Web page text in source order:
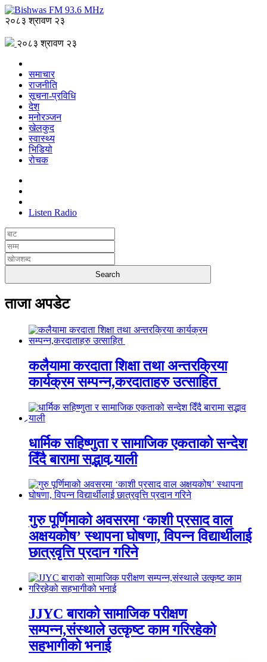
२०८३ श्रावण २३
२०८३ श्रावण २३
समाचार
राजनीति
सूचना-प्रविधि
देश
मनोरञ्जन
खेलकुद
स्वास्थ्य
भिडियो
रोचक
Listen Radio
ताजा अपडेट
कलैयामा करदाता शिक्षा तथा अन्तरक्रिया
कार्यक्रम सम्पन्न,करदाताहरु उत्साहित
धार्मिक सहिष्णुता र सामाजिक एकताको सन्देश
दिँदै बारामा सद्भाव र्‍याली
गुरु पूर्णिमाको अवसरमा ‘काशी प्रसाद वाल
अक्षयकोष’ स्थापना घोषणा, विपन्न विद्यार्थीलाई
छात्रवृत्ति प्रदान गरिने
JJYC बाराको सामाजिक परीक्षण
सम्पन्न,संस्थाले उत्कृष्ट काम गरिरहेको
सहभागीको भनाई